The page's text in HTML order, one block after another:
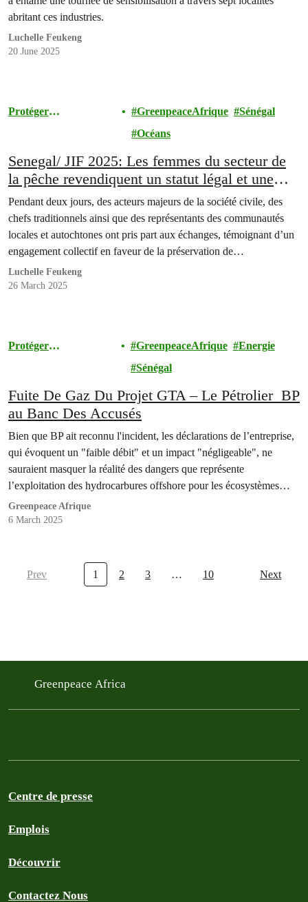
abritant ces industries.
Luchelle Feukeng
20 June 2025
Protéger
GreenpeaceAfrique
Sénégal
Océans
Senegal/ JIF 2025: Les femmes du secteur de
la pêche revendiquent un statut légal et une
meilleure protection
Pendant deux jours, des acteurs majeurs de la société civile, des
chefs traditionnels ainsi que des représentants des communautés
locales et autochtones ont pris part aux échanges, témoignant d’un
engagement collectif en faveur de la préservation de
l’environnement.
Luchelle Feukeng
26 March 2025
Protéger
GreenpeaceAfrique
Energie
Sénégal
Fuite De Gaz Du Projet GTA – Le Pétrolier BP
au Banc Des Accusés
Bien que BP ait reconnu l'incident, les déclarations de l’entreprise,
qui évoquent un "faible débit" et un impact "négligeable", ne
sauraient masquer la réalité des dangers que représente
l’exploitation des hydrocarbures offshore pour les écosystèmes
marins et les communautés côtières.
Greenpeace Afrique
6 March 2025
Prev 1 2 3 … 10 Next
Greenpeace Africa
Centre de presse
Emplois
Découvrir
Contactez Nous